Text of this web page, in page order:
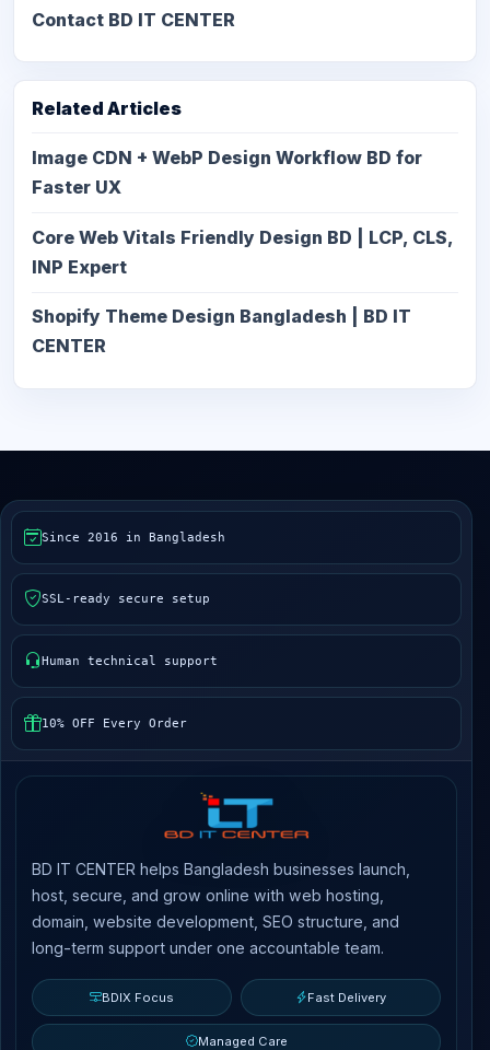
Contact BD IT CENTER
Related Articles
Image CDN + WebP Design Workflow BD for
Faster UX
Core Web Vitals Friendly Design BD | LCP, CLS,
INP Expert
Shopify Theme Design Bangladesh | BD IT
CENTER
Since 2016 in Bangladesh
SSL-ready secure setup
Human technical support
10% OFF Every Order
BD IT CENTER helps Bangladesh businesses launch,
host, secure, and grow online with web hosting,
domain, website development, SEO structure, and
long-term support under one accountable team.
BDIX Focus Fast Delivery
Managed Care